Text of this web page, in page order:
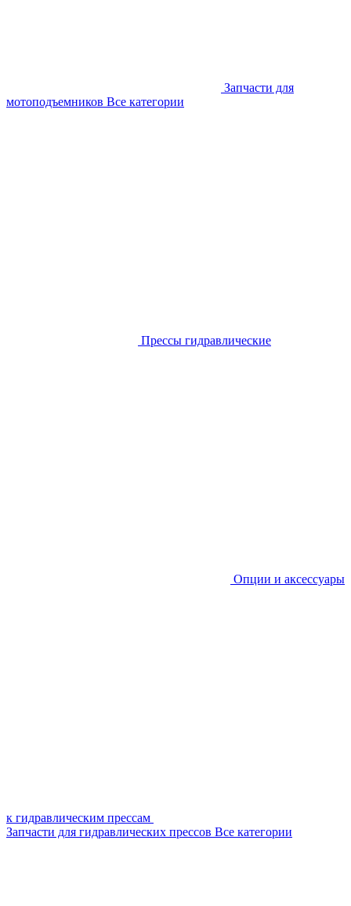
Запчасти для
мотоподъемников Все категории
Прессы гидравлические
Опции и аксессуары
к гидравлическим прессам
Запчасти для гидравлических прессов Все категории